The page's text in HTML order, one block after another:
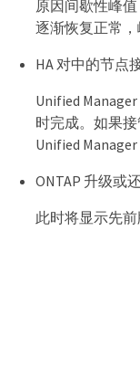
原因间歇性峰
逐渐恢复正常，
HA 对中的节点
Unified
时完成。如果
Unified
ONTAP 升级或
此时将显示先前